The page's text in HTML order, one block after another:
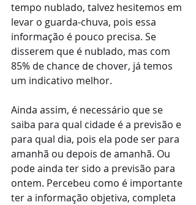
tempo nublado, talvez hesitemos em
levar o guarda-chuva, pois essa
informação é pouco precisa. Se
disserem que é nublado, mas com
85% de chance de chover, já temos
um indicativo melhor.
Ainda assim, é necessário que se
saiba para qual cidade é a previsão e
para qual dia, pois ela pode ser para
amanhã ou depois de amanhã. Ou
pode ainda ter sido a previsão para
ontem. Percebeu como é importante
ter a informação objetiva, completa